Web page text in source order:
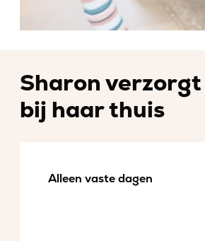
Sharon
bij haar thuis
Alleen vaste dagen